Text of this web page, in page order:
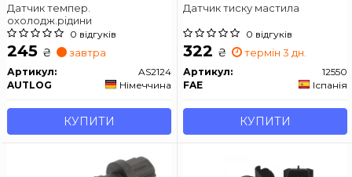
Датчик темпер.
охолодж.рідини
0 відгуків
245 ₴ завтра
Артикул:
AS2124
AUTLOG
Німеччина
КУПИТИ
Датчик тиску мастила
0 відгуків
322 ₴ термін 3 дн.
Артикул:
12550
FAE
Іспанія
КУПИТИ